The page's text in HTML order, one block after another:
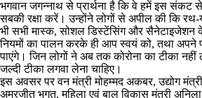
भगवान जगन्नाथ से प्रार्थना है कि वे हमें इस संकट
सबकी रक्षा करें। उन्होंने लोगों से अपील की कि
भी सभी मास्क, सोशल डिस्टेंसिंग और सैनेटाइजेशन
नियमों का पालन करके ही आप स्वयं को, तथा अपने
पाएंगे। जिन लोगों ने अब तक कोरोना का टीका नहीं
जल्दी टीका लगवा लेना चाहिए।
इस अवसर पर वन मंत्री मोहम्मद अकबर, उद्योग
अमरजीत भगत, महिला एवं बाल विकास मंत्री